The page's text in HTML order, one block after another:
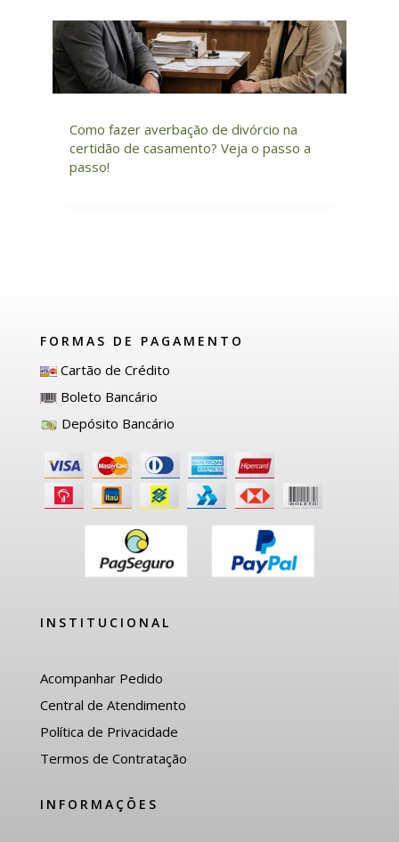
Como fazer averbação de divórcio na
certidão de casamento? Veja o passo a
passo!
FORMAS DE PAGAMENTO
Cartão de Crédito
Boleto Bancário
Depósito Bancário
INSTITUCIONAL
Acompanhar Pedido
Central de Atendimento
Política de Privacidade
Termos de Contratação
INFORMAÇÕES